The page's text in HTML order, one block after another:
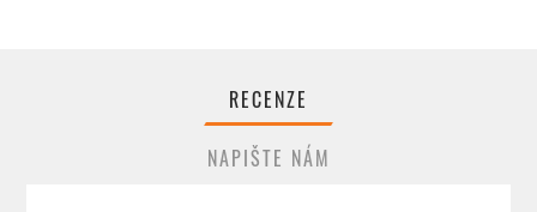
RECENZE
NAPIŠTE NÁM